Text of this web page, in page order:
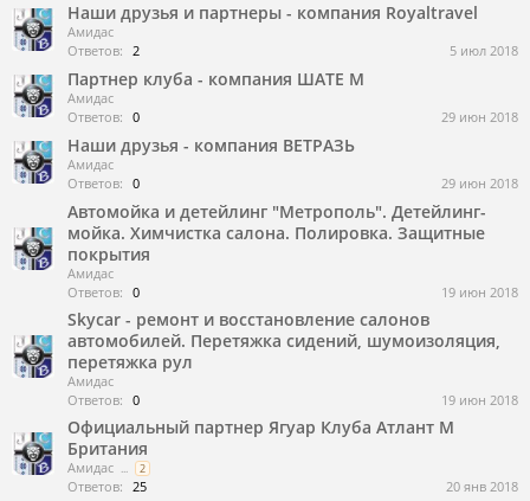
Наши друзья и партнеры - компания Royaltravel
Амидас
Ответов: 2 5 июл 2018
Партнер клуба - компания ШАТЕ М
Амидас
Ответов: 0 29 июн 2018
Наши друзья - компания ВЕТРАЗЬ
Амидас
Ответов: 0 29 июн 2018
Автомойка и детейлинг "Метрополь". Детейлинг-
мойка. Химчистка салона. Полировка. Защитные
покрытия
Амидас
Ответов: 0 19 июн 2018
Skycar - ремонт и восстановление салонов
автомобилей. Перетяжка сидений, шумоизоляция,
перетяжка рул
Амидас
Ответов: 0 19 июн 2018
Официальный партнер Ягуар Клуба Атлант М
Британия
Амидас ... 2
Ответов: 25 20 янв 2018